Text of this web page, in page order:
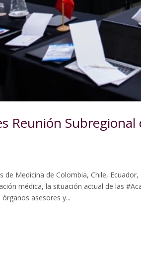
Reunión
de Medicina de Colombia, Chile,
médica, la situación actual de las
asesores y...